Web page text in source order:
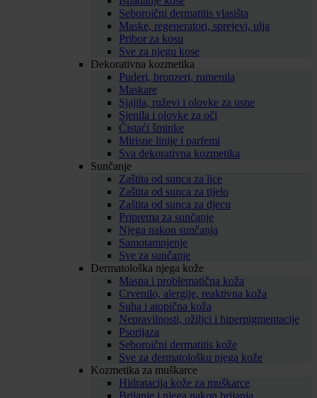
Seboroični dermatitis vlasišta
Maske, regeneratori, sprejevi, ulja
Pribor za kosu
Sve za njegu kose
Dekorativna kozmetika
Puderi, bronzeri, rumenila
Maskare
Sjajila, ruževi i olovke za usne
Sjenila i olovke za oči
Čistaći šminke
Mirisne linije i parfemi
Sva dekorativna kozmetika
Sunčanje
Zaštita od sunca za lice
Zaštita od sunca za tijelo
Zaštita od sunca za djecu
Priprema za sunčanje
Njega nakon sunčanja
Samotamnjenje
Sve za sunčanje
Dermatološka njega kože
Masna i problematična koža
Crvenilo, alergije, reaktivna koža
Suha i atopična koža
Nepravilnosti, ožiljci i hiperpigmentacije
Psorijaza
Seboroični dermatitis kože
Sve za dermatološku njega kože
Kozmetika za muškarce
Hidratacija kože za muškarce
Brijanje i njega nakon brijanja